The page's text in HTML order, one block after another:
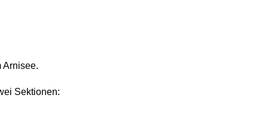
Arnisee.
Sektionen: